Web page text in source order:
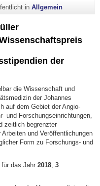
in Allgemein
der
die Wissenschaft und
der Johannes
auf dem Gebiet der Angio-
und Forschungseinrichtungen,
zeitlich begrenzter
und Veröffentlichungen
Form zu Forschungs- und
das Jahr 2018 3